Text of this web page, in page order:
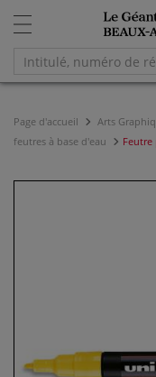
Page d'accueil Arts
feutres à base d'eau
Feutre